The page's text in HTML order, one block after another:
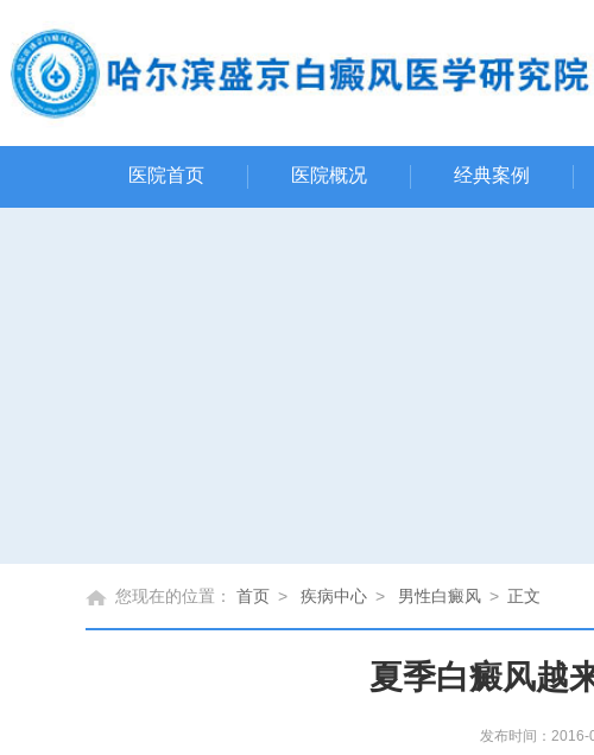
医院首页 医院概况 经典案例
您现在的位置： 首页 > 疾病中心 > 男性白癜风 > 正文
夏季白癜风越
发布时间：